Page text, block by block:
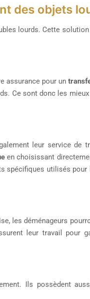
des objets
lourds. Cette
assurance pour un
Ce sont donc les
leur service de
en choisissant
spécifiques utilisés pour
les déménageurs
leur travail pour
Ils possèdent